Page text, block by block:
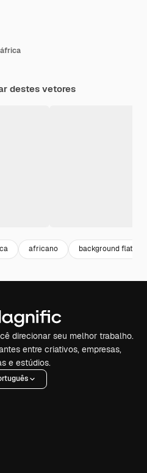
destes vetores
africano background flat
direcionar seu melhor trabalho.
entre criativos, empresas,
e estúdios.